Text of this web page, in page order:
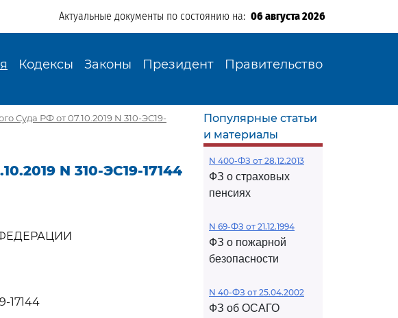
Актуальные документы по состоянию на: 06 августа 2026
Кодексы Законы Президент Правительство
Суда РФ от 07.10.2019 N 310-ЭС19-
N 310-ЭС19-17144
17144
Популярные статьи
и материалы
N 400-ФЗ от 28.12.2013
ФЗ о страховых
пенсиях
N 69-ФЗ от 21.12.1994
ФЗ о пожарной
безопасности
N 40-ФЗ от 25.04.2002
ФЗ об ОСАГО